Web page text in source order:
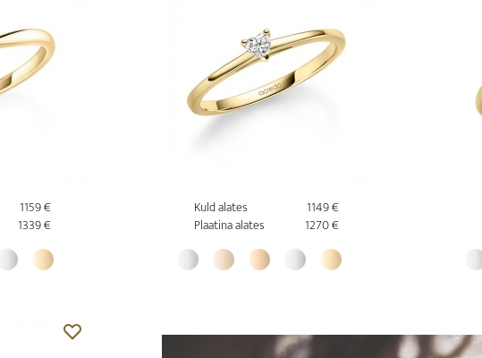
1159 €
1339 €
Kuld alates
1149 €
Plaatina alates
1270 €